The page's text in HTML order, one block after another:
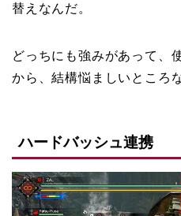
替えなんだ。
どっちにも強みがあって、
から、結構悩ましいところ
ハードバッシュ連携